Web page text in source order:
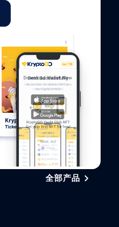
全部产品